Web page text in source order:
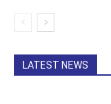
LATEST NEWS